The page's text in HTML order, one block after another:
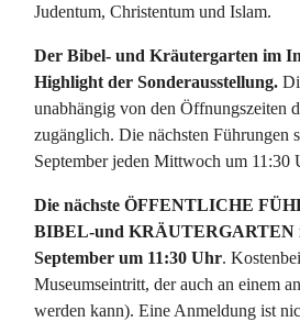
Judentum, Christentum und Islam.
Der Bibel- und Kräutergarten im
Highlight der Sonderausstellung.
unabhängig von den Öffnungszeiten
zugänglich. Die nächsten Führungen
September jeden Mittwoch um 11:30
Die nächste ÖFFENTLICHE
BIBEL-und KRÄUTERGARTEN
September um 11:30 Uhr.
Museumseintritt, der auch an einem
werden kann). Eine Anmeldung ist